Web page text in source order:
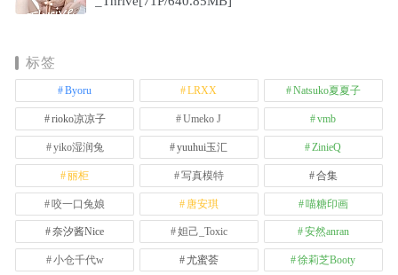
标签
Byoru LRXX Natsuko夏夏子
rioko凉凉子 Umeko J vmb
yiko湿润兔 yuuhui玉汇 ZinieQ
丽柜 写真模特 合集
咬一口兔娘 唐安琪 喵糖印画
奈汐酱Nice 妲己_Toxic 安然anran
小仓千代w 尤蜜荟 徐莉芝Booty